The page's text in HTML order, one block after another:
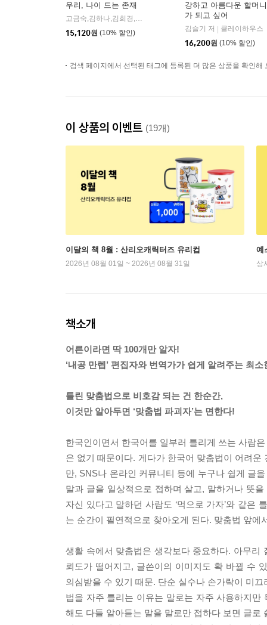
우리, 나이 드는 존재
고금숙,김하나,김희경,송은혜,신혜우,윤정원,이라영,정수윤,정희진 저
15,120원 (10% 할인)
강하고 아름다운 할머니
가 되고 싶어
김슬기 저
클레이하우스
16,200원 (10% 할인)
검색 페이지에서 선택된 태그에 등록된 더 많은 상품을 확인해
이 상품의 이벤트 (19개)
이달의 책 8월 : 산리오캐릭터즈 유리컵
2026년 08월 01일 ~ 2026년 08월 31일
예
상
책소개
어른이라면 딱 100개만 알자!
‘내공 만렙’ 편집자와 번역가가 쉽게 알려주는 최
틀린 맞춤법으로 비호감 되는 건 한순간,
이것만 알아두면 ‘맞춤법 파괴자’는 면한다!
한국인이면서 한국어를 일부러 틀리게 쓰는 사람
은 없기 때문이다. 게다가 한국어 맞춤법이 어려
만, SNS나 온라인 커뮤니티 등에 누구나 쉽게 글
말과 글을 일상적으로 접하며 살고, 말하거나 뜻
자신 있다고 말하던 사람도 ‘먹으로 가자’와 같은
는 순간이 필연적으로 찾아오게 된다. 맞춤법 앞에
생활 속에서 맞춤법은 생각보다 중요하다. 아무
뢰도가 떨어지고, 글쓴이의 이미지도 확 바뀔 수
의심받을 수 있기 때문. 단순 실수나 손가락이 미
법을 자주 틀리는 이유는 말로는 자주 사용하지만
해도 다들 알아듣는 말을 말로만 접하다 보면 글로